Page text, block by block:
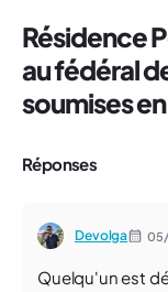
Résidence
au fédéral
soumises
Réponses
Devolga
Quelqu'un est